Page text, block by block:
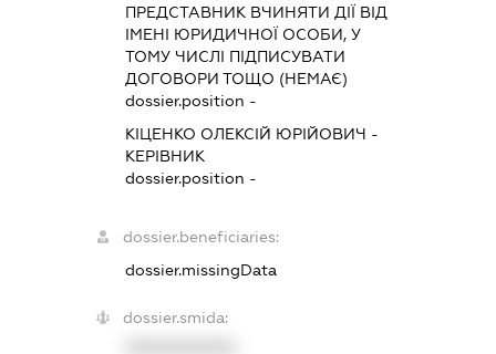
ПРЕДСТАВНИК ВЧИНЯТИ ДІЇ ВІД
ІМЕНІ ЮРИДИЧНОЇ ОСОБИ, У
ТОМУ ЧИСЛІ ПІДПИСУВАТИ
ДОГОВОРИ ТОЩО (НЕМАЄ)
dossier.position -
КІЦЕНКО ОЛЕКСІЙ ЮРІЙОВИЧ -
КЕРІВНИК
dossier.position -
dossier.beneficiaries:
dossier.missingData
dossier.smida: